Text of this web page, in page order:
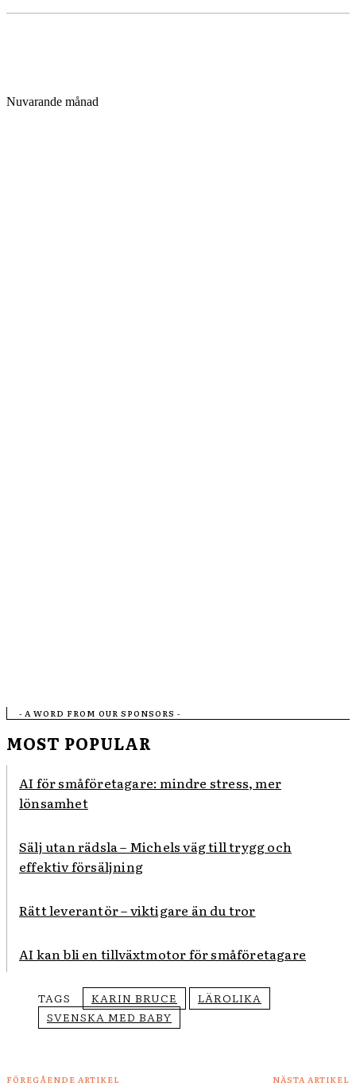
Nuvarande månad
- A WORD FROM OUR SPONSORS -
MOST POPULAR
AI för småföretagare: mindre stress, mer
lönsamhet
Sälj utan rädsla – Michels väg till trygg och
effektiv försäljning
Rätt leverantör – viktigare än du tror
AI kan bli en tillväxtmotor för småföretagare
TAGS KARIN BRUCE
LÄROLIKA
SVENSKA MED BABY
FÖREGÅENDE ARTIKEL NÄSTA ARTIKEL